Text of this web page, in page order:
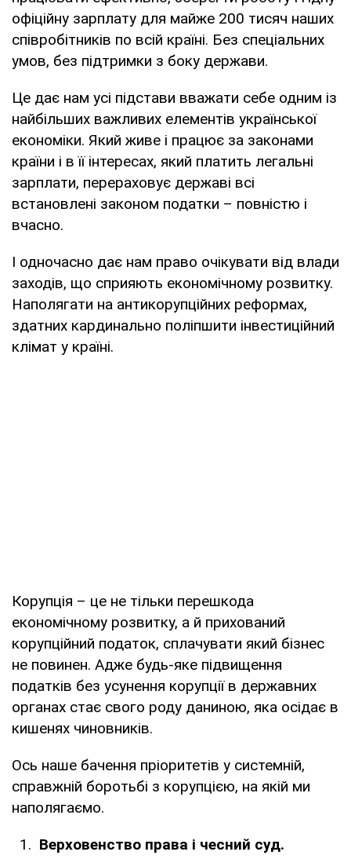
офіційну зарплату для майже 200 тисяч наших
співробітників по всій країні. Без спеціальних
умов, без підтримки з боку держави.
Це дає нам усі підстави вважати себе одним із
найбільших важливих елементів української
економіки. Який живе і працює за законами
країни і в її інтересах, який платить легальні
зарплати, перераховує державі всі
встановлені законом податки – повністю і
вчасно.
І одночасно дає нам право очікувати від влади
заходів, що сприяють економічному розвитку.
Наполягати на антикорупційних реформах,
здатних кардинально поліпшити інвестиційний
клімат у країні.
Корупція – це не тільки перешкода
економічному розвитку, а й прихований
корупційний податок, сплачувати який бізнес
не повинен. Адже будь-яке підвищення
податків без усунення корупції в державних
органах стає свого роду даниною, яка осідає в
кишенях чиновників.
Ось наше бачення пріоритетів у системній,
справжній боротьбі з корупцією, на якій ми
наполягаємо.
Верховенство права і чесний суд.